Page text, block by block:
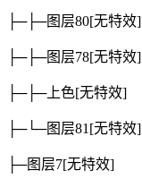
├─├─图层80[无特效]
├─├─图层78[无特效]
├─├─上色[无特效]
├─└─图层81 [无特效]
├─图层7[无特效]